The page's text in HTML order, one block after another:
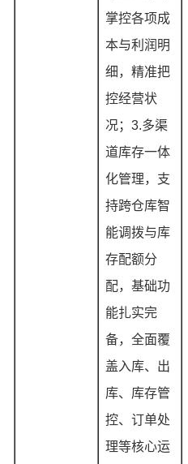
掌控各项成
本与利润明
细，精准把
控经营状
况；3.多渠
道库存一体
化管理，支
持跨仓库智
能调拨与库
存配额分
配，基础功
能扎实完
备，全面覆
盖入库、出
库、库存管
控、订单处
理等核心运